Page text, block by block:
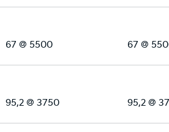
67 @ 5500 67 @
95,2 @ 3750 95,2 @